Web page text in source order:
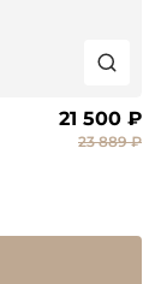
21 500 ₽
23 889 ₽